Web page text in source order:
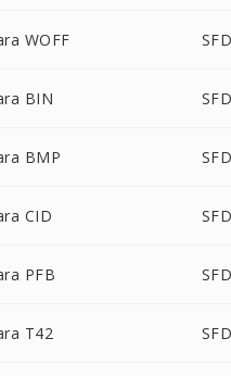
WOFF
BIN
BMP
CID
PFB
T42